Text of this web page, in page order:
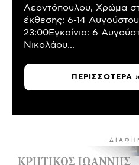
Λεοντόπουλου, Χρώμα
έκθεσης: 6-14
23:00Εγκαίνια: 6
Νικολάου...
ΠΕΡΙΣΣΌΤΕΡΑ »
- Δ Ι Α Φ Η